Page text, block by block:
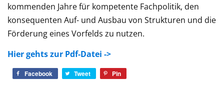
kommenden Jahre für kompetente Fachpolitik, den
konsequenten Auf- und Ausbau von Strukturen und die
Förderung eines Vorfelds zu nutzen.
Hier gehts zur Pdf-Datei ->
Facebook Tweet Pin